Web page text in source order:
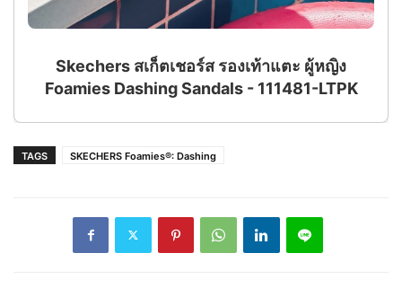
Skechers สเก็ตเชอร์ส รองเท้าแตะ ผู้หญิง
Foamies Dashing Sandals - 111481-LTPK
TAGS SKECHERS Foamies®: Dashing